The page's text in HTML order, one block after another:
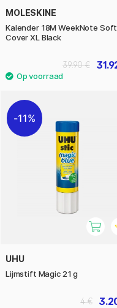
MOLESKINE
Kalender 18M WeekNote Soft
Cover XL Black
39.90 €
11%
UHU
Lijmstift Magic 21 g
4 €